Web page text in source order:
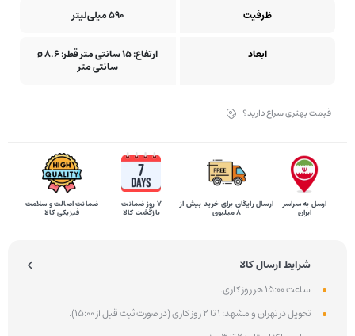
ظرفیت 590 میلی‌لیتر
ابعاد ارتفاع: 15 سانتی متر قطر: 8.6 ø
سانتی متر
قیمت بهتری سراغ دارید؟
ارسل به سراسر
ایران
ارسال رایگان برای خرید بیش از
8 میلیون
۷ روز ضمانت
بازگشت کالا
ضمانت اصالت و سلامت
فیزیکی کالا
شرایط ارسال کالا
ساعت 15:00 هر روز کاری.
تحویل در تهران و مشهد: 1 تا 2 روز کاری (در صورت ثبت قبل از 15:00).